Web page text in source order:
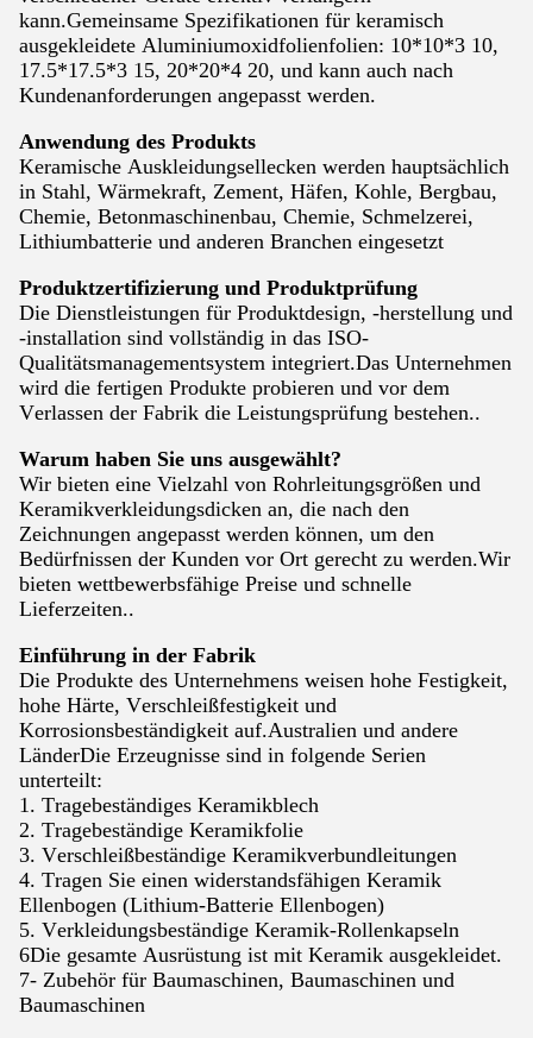
kann.Gemeinsame Spezifikationen für keramisch
ausgekleidete Aluminiumoxidfolienfolien: 10*10*3 10,
17.5*17.5*3 15, 20*20*4 20, und kann auch nach
Kundenanforderungen angepasst werden.
Anwendung des Produkts
Keramische Auskleidungsellecken werden hauptsächlich
in Stahl, Wärmekraft, Zement, Häfen, Kohle, Bergbau,
Chemie, Betonmaschinenbau, Chemie, Schmelzerei,
Lithiumbatterie und anderen Branchen eingesetzt
Produktzertifizierung und Produktprüfung
Die Dienstleistungen für Produktdesign, -herstellung und
-installation sind vollständig in das ISO-
Qualitätsmanagementsystem integriert.Das Unternehmen
wird die fertigen Produkte probieren und vor dem
Verlassen der Fabrik die Leistungsprüfung bestehen..
Warum haben Sie uns ausgewählt?
Wir bieten eine Vielzahl von Rohrleitungsgrößen und
Keramikverkleidungsdicken an, die nach den
Zeichnungen angepasst werden können, um den
Bedürfnissen der Kunden vor Ort gerecht zu werden.Wir
bieten wettbewerbsfähige Preise und schnelle
Lieferzeiten..
Einführung in der Fabrik
Die Produkte des Unternehmens weisen hohe Festigkeit,
hohe Härte, Verschleißfestigkeit und
Korrosionsbeständigkeit auf.Australien und andere
LänderDie Erzeugnisse sind in folgende Serien
unterteilt:
1. Tragebeständiges Keramikblech
2. Tragebeständige Keramikfolie
3. Verschleißbeständige Keramikverbundleitungen
4. Tragen Sie einen widerstandsfähigen Keramik
Ellenbogen (Lithium-Batterie Ellenbogen)
5. Verkleidungsbeständige Keramik-Rollenkapseln
6Die gesamte Ausrüstung ist mit Keramik ausgekleidet.
7- Zubehör für Baumaschinen, Baumaschinen und
Baumaschinen